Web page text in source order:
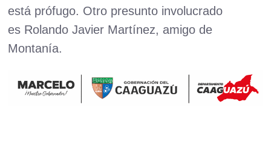
está prófugo. Otro presunto involucrado
es Rolando Javier Martínez, amigo de
Montanía.